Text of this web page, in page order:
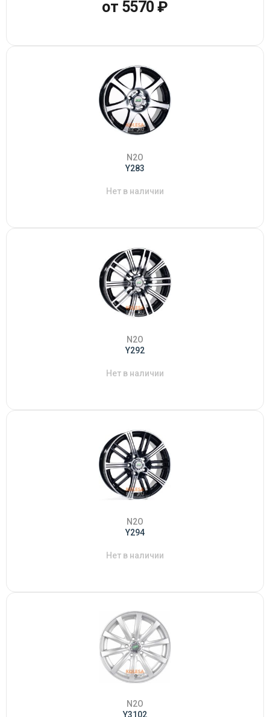
от 5570 ₽
N2O
Y283
Нет в наличии
N2O
Y292
Нет в наличии
N2O
Y294
Нет в наличии
N2O
Y3102